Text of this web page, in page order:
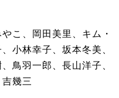
こ、岡田美里、キム・
小林幸子、坂本冬美、
鳥羽一郎、長山洋子、
幾三